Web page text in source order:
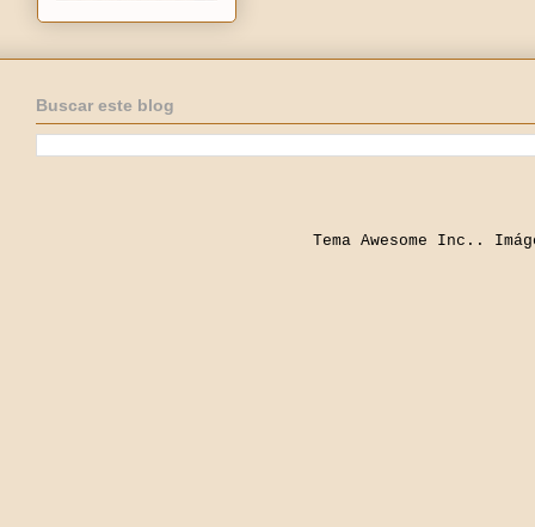
Buscar este blog
Tema Awesome Inc..